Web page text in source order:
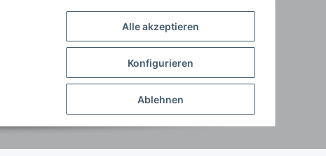
Alle akzeptieren
Konfigurieren
Ablehnen